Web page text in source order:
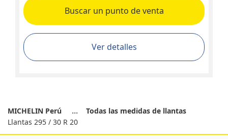
Buscar un punto de venta
Ver detalles
MICHELIN Perú
Todas las medidas de llantas
Llantas 295 / 30 R 20